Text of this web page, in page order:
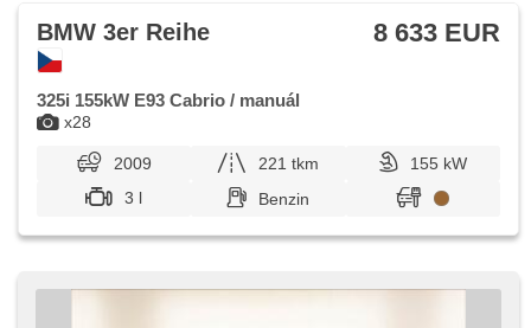
x28
BMW 3er Reihe 8 633 EUR
325i 155kW E93 Cabrio / manuál
2009 221 tkm
155 kW
3 l
Benzin